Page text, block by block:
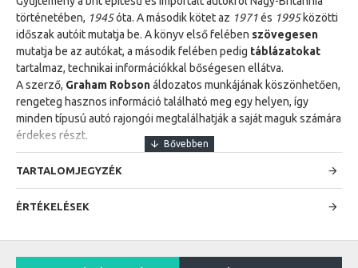
történetében, 1945óta. A második kötet az 1971és 1995közötti
időszak autóit mutatja be. A könyv első felében szövegesen
mutatja be az autókat, a második felében pedig táblázatokat
tartalmaz, technikai információkkal bőségesen ellátva.
A szerző, Graham Robsonáldozatos munkájának köszönhetően,
rengeteg hasznos információ található meg egy helyen, így
minden típusú autó rajongói megtalálhatják a saját maguk számára
érdekes részt.
TARTALOMJEGYZÉK
ÉRTÉKELÉSEK